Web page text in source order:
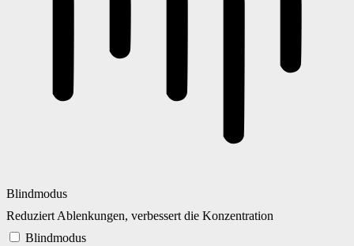
Blindmodus
Reduziert Ablenkungen, verbessert die Konzentration
Blindmodus